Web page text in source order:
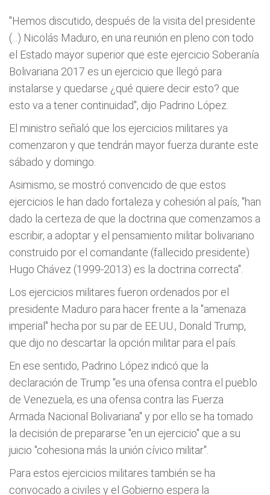
"Hemos discutido, después de la visita del presidente
(...) Nicolás Maduro, en una reunión en pleno con todo
el Estado mayor superior que este ejercicio Soberanía
Bolivariana 2017 es un ejercicio que llegó para
instalarse y quedarse ¿qué quiere decir esto? que
esto va a tener continuidad", dijo Padrino López.
El ministro señaló que los ejercicios militares ya
comenzaron y que tendrán mayor fuerza durante este
sábado y domingo.
Asimismo, se mostró convencido de que estos
ejercicios le han dado fortaleza y cohesión al país, "han
dado la certeza de que la doctrina que comenzamos a
escribir, a adoptar y el pensamiento militar bolivariano
construido por el comandante (fallecido presidente)
Hugo Chávez (1999-2013) es la doctrina correcta".
Los ejercicios militares fueron ordenados por el
presidente Maduro para hacer frente a la "amenaza
imperial" hecha por su par de EE.UU., Donald Trump,
que dijo no descartar la opción militar para el país.
En ese sentido, Padrino López indicó que la
declaración de Trump "es una ofensa contra el pueblo
de Venezuela, es una ofensa contra las Fuerza
Armada Nacional Bolivariana" y por ello se ha tomado
la decisión de prepararse "en un ejercicio" que a su
juicio "cohesiona más la unión cívico militar".
Para estos ejercicios militares también se ha
convocado a civiles y el Gobierno espera la